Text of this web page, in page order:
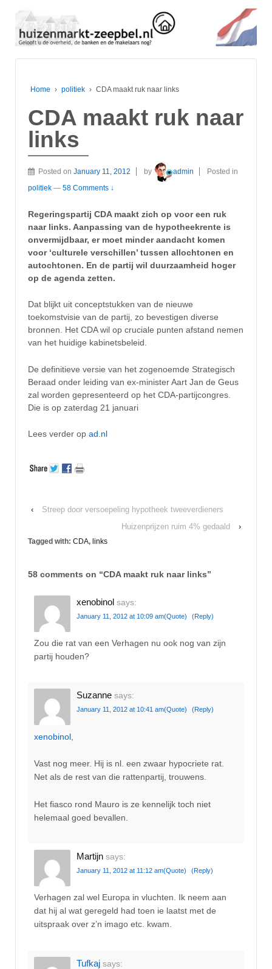
Home › politiek › CDA maakt ruk naar links
CDA maakt ruk naar
links
Posted on January 11, 2012 by admin
Posted in
politiek — 58 Comments ↓
Regeringspartij CDA maakt zich op voor een ruk
naar links. Aanpassing van de hypotheekrente is
onvermijdbaar, er moet minder aandacht komen
voor ‘culturele verschillen’ tussen allochtonen en
autochtonen. En de partij wil duurzaamheid hoger
op de agenda zetten.
Dat blijkt uit conceptstukken van de nieuwe
toekomstvisie van de partij, zo bevestigen diverse
bronnen. Het CDA wil op cruciale punten afstand nemen
van het huidige kabinetsbeleid.
De definitieve versie van het zogenoemde Strategisch
Beraad onder leiding van ex-minister Aart Jan de Geus
zal worden gepresenteerd op het CDA-partijcongres.
Die is op zaterdag 21 januari
Lees verder op ad.nl
‹
Streep door versoepeling hypotheek tweeverdieners
Huizenprijzen ruim 4% gedaald
›
Tagged with: CDA, links
58 comments on “CDA maakt ruk naar links”
xenobinol says:
January 11, 2012 at 10:09 am(Quote) (Reply)
Zou die rat van een Verhagen nu ook nog van zijn
partij houden?
Suzanne says:
January 11, 2012 at 10:41 am(Quote) (Reply)
xenobinol
Vast nog meer. Hij is nl. een zwaar hypocriete rat.
Net als de rest van die rattenpartij, trouwens.
Het fiasco rond Mauro is ze kennelijk toch niet
helemaal goed bevallen.
Martijn says:
January 11, 2012 at 11:12 am(Quote) (Reply)
Verhagen zal wel Europa in vluchten. Ik neem aan
dat hij al wat geregeld had toen ie laatst met de
uitspraak over z’n imago etc. kwam.
Tufkaj says: